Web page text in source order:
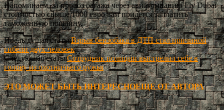
Напоминаем, за провоз багажа через авиакомпанию Fly Dubai
стоимостью свыше 1000 евро вам придется заплатить
таможенную пошлину.
Предыдущая статьяВзрыв бензобака в ДТП стал причиной
гибели двух человек
Следующая статьяСотрудник полиции выстрелил себе в
голову из охотничьего ружья
ЭТО МОЖЕТ БЫТЬ ИНТЕРЕСНОЕЩЕ ОТ АВТОРА